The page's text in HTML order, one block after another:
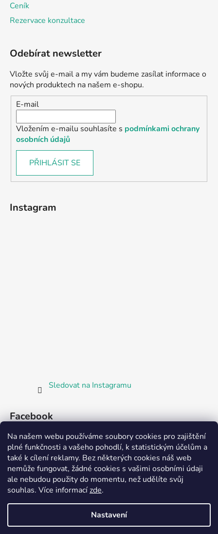
Na našem webu používáme soubory cookies pro zajištění
plné funkčnosti a vašeho pohodlí, k statistickým účelům a
také k cílení reklamy. Bez některých cookies náš web
nemůže fungovat, žádné cookies s vašimi osobními údaji
ale nebudou použity do momentu, než udělíte svůj
souhlas. Více informacízde.
Nastavení
Ceník
Rezervace konzultace
Odebírat newsletter
Vložte svůj e-mail a my vám budeme zasílat informace o
nových produktech na našem e-shopu.
E-mail
Vložením e-mailu souhlasíte s podmínkami ochrany
osobních údajů
PŘIHLÁSIT SE
Instagram
Sledovat na Instagramu
Facebook
Partnerská prodejna Barefoot Plzeň